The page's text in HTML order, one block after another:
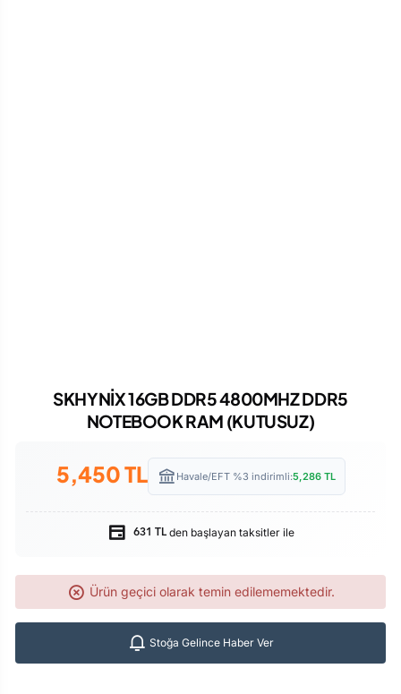
SKHYNİX 16GB DDR5 4800MHZ DDR5
NOTEBOOK RAM (KUTUSUZ)
5,450TL Havale/EFT %3 indirimli:5,286TL
631 TLden başlayan taksitler ile
Ürün geçici olarak temin edilememektedir.
Stoğa Gelince Haber Ver